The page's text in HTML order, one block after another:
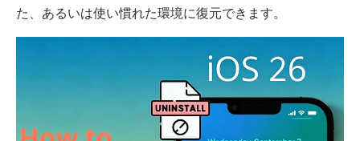
た、あるいは使い慣れた環境に復元できます。